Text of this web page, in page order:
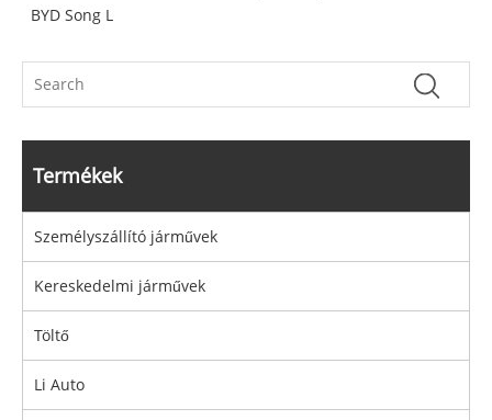
BYD Song L
Termékek
Személyszállító járművek
Kereskedelmi járművek
Töltő
Li Auto